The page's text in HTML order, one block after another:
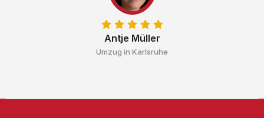
Antje Müller
Umzug in Karlsruhe